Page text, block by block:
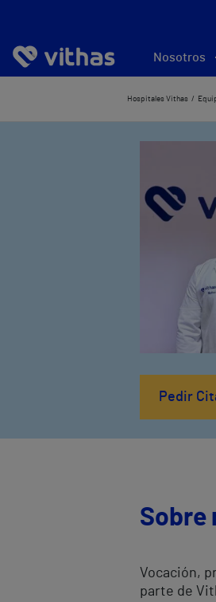
Nosotros
Hospitales Vithas
Pedir
Sobre
Vocación,
parte de